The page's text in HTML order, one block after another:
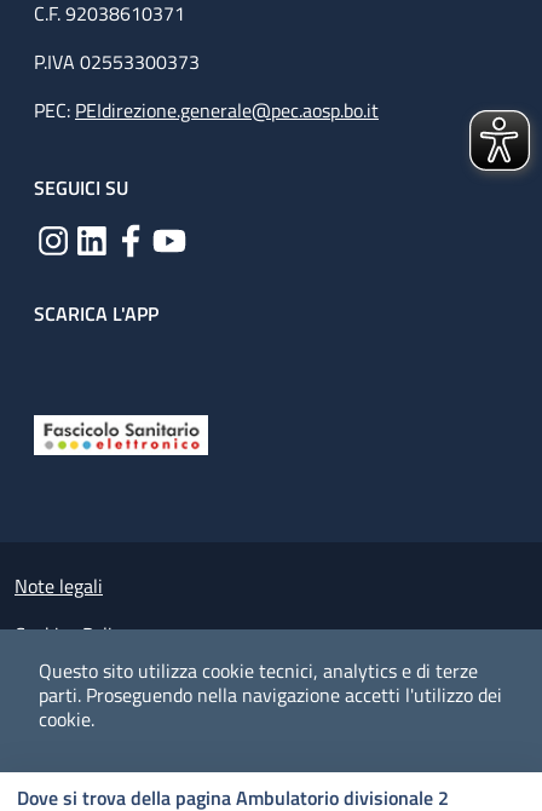
Questo sito utilizza cookie tecnici, analytics e di terze
parti. Proseguendo nella navigazione accetti l'utilizzo dei
cookie.
Dove si trova della pagina Ambulatorio divisionale 2
C.F. 92038610371
P.IVA 02553300373
PEC: PEIdirezione.generale@pec.aosp.bo.it
SEGUICI SU
SCARICA L'APP
Small prints
Note legali
Cookies Policy
Policy privacy e protezione del dato personale
Albo pretorio on-line
Dichiarazione di accessibilità